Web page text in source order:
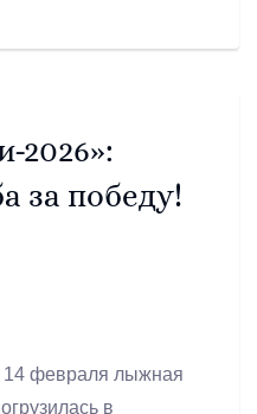
2026»:
за победу!
14 февраля лыжная
в